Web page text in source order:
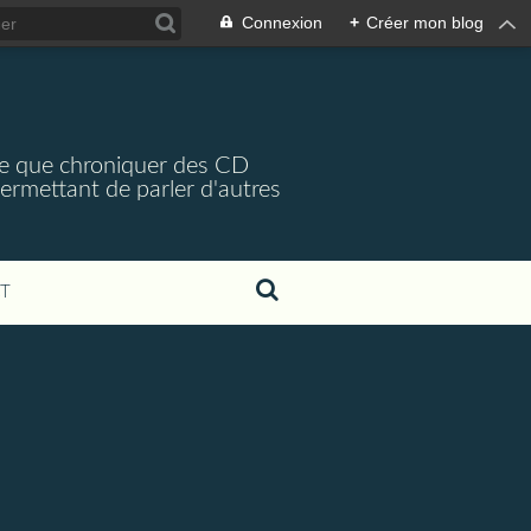
Connexion + Créer mon blog
que chroniquer des CD
de parler d'autres